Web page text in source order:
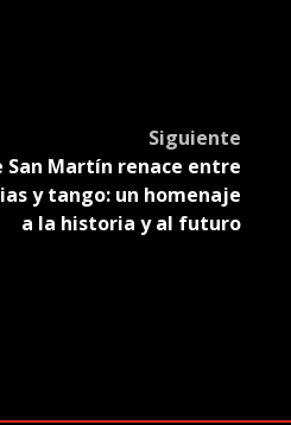
Siguiente
San Martín renace entre
y tango: un homenaje
a la historia y al futuro